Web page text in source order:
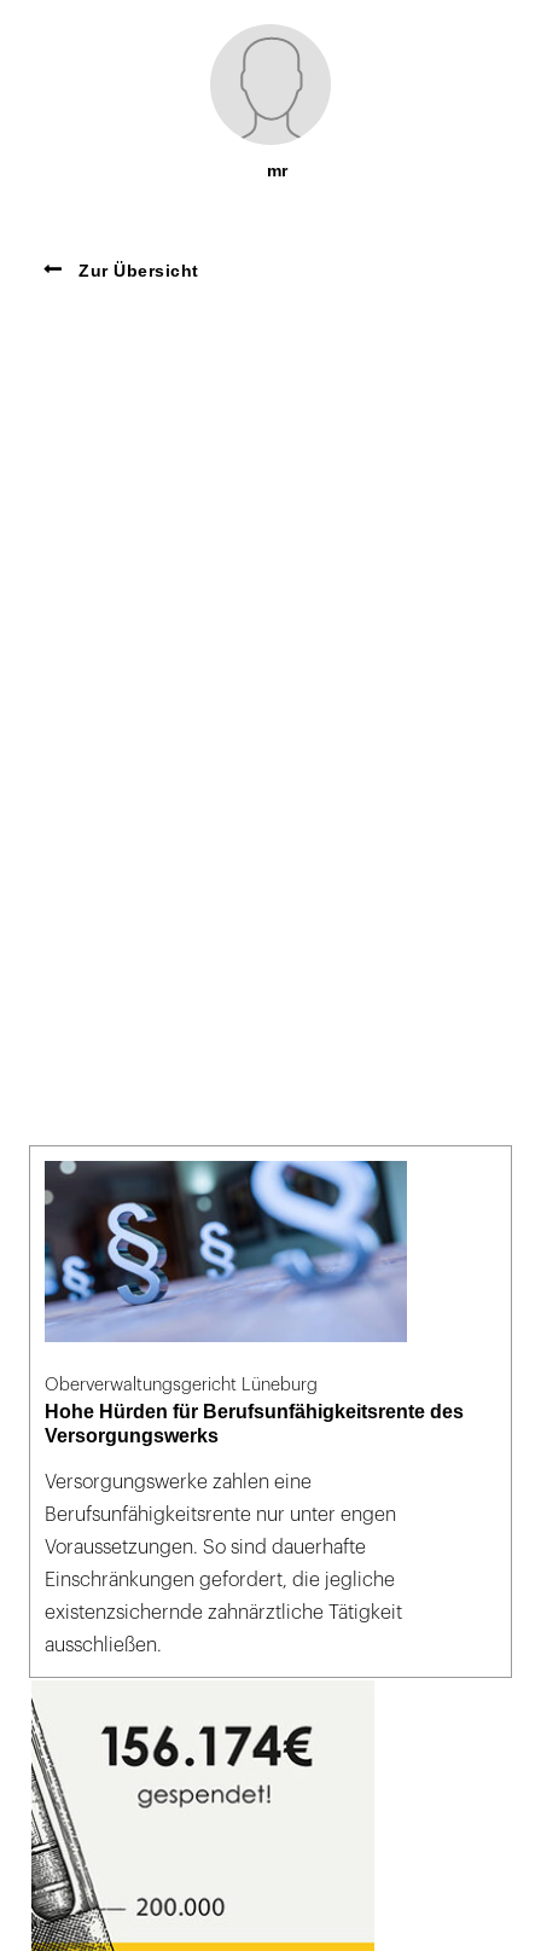
mr
Zur Übersicht
Oberverwaltungsgericht Lüneburg
Hohe Hürden für Berufsunfähigkeitsrente des
Versorgungswerks
Versorgungswerke zahlen eine
Berufsunfähigkeitsrente nur unter engen
Voraussetzungen. So sind dauerhafte
Einschränkungen gefordert, die jegliche
existenzsichernde zahnärztliche Tätigkeit
ausschließen.